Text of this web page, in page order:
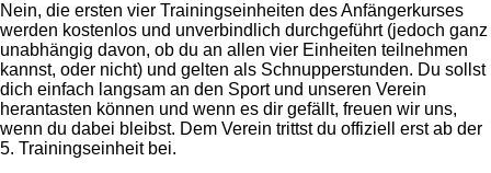
Nein, die ersten vier Trainingseinheiten des Anfängerkurses
werden kostenlos und unverbindlich durchgeführt (jedoch ganz
unabhängig davon, ob du an allen vier Einheiten teilnehmen
kannst, oder nicht) und gelten als Schnupperstunden. Du sollst
dich einfach langsam an den Sport und unseren Verein
herantasten können und wenn es dir gefällt, freuen wir uns,
wenn du dabei bleibst. Dem Verein trittst du offiziell erst ab der
5. Trainingseinheit bei.